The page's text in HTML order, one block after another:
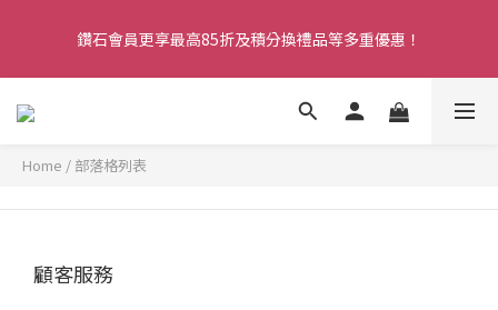
店9折！
鑽石會員更享最高85折及積分換禮品等多重優惠！
購物滿HK$299即享免費香港本地送貨服務。注冊新會員，即享全
Home / 部落格列表
顧客服務